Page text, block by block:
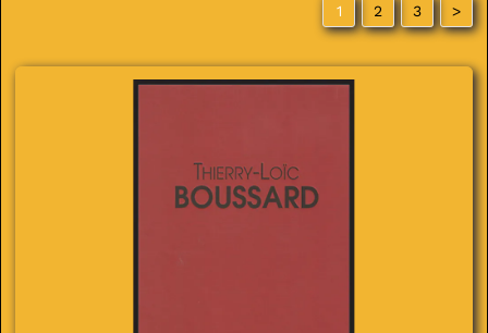
1 2 3 >